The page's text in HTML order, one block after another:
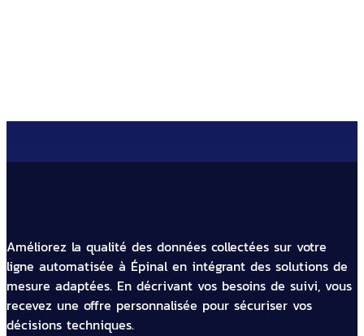
Améliorez la qualité des données collectées sur votre
ligne automatisée à Épinal en intégrant des solutions de
mesure adaptées. En décrivant vos besoins de suivi, vous
recevez une offre personnalisée pour sécuriser vos
décisions techniques.